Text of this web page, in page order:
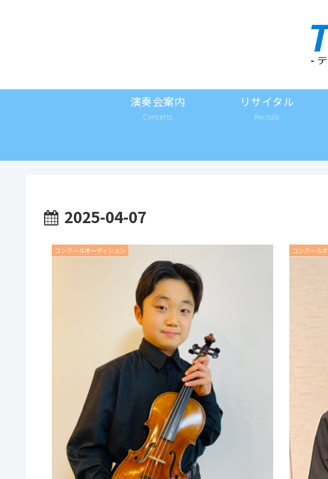
演奏会案内
Concerts
リサイタル
Recitals
2025-04-07
コンクールオーディション コンクール